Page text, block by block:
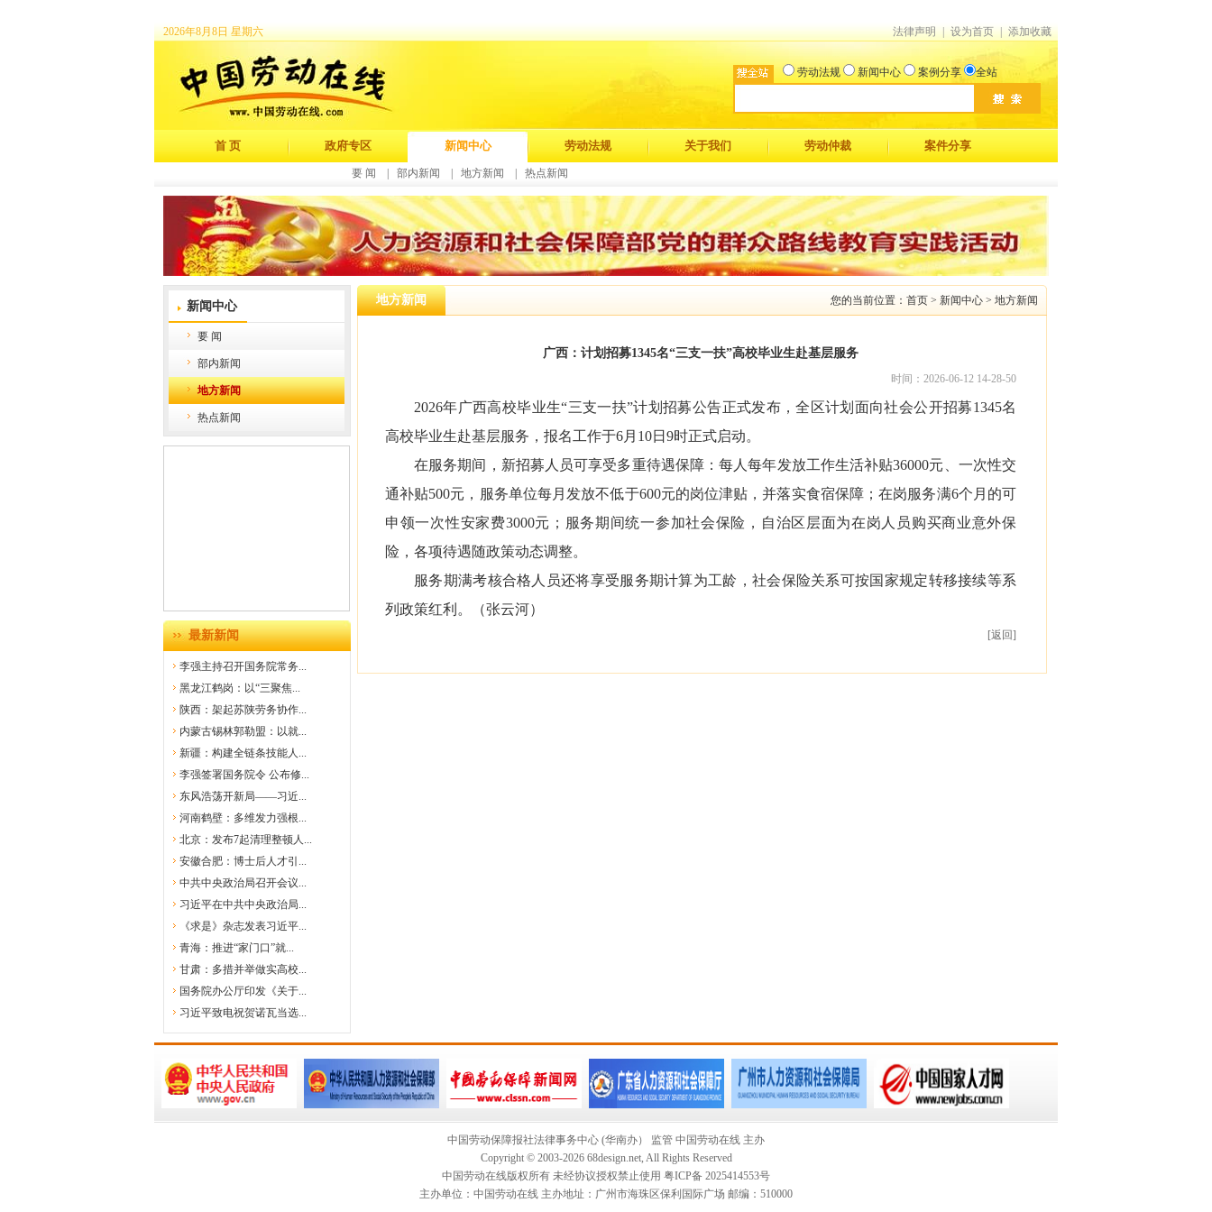
2026年8月8日 星期六 法律声明 | 设为首页 | 添加收藏
劳动法规 新闻中心 案例分享 全站
首 页 政府专区 新闻中心 劳动法规 关于我们 劳动仲裁 案件分享
要 闻 部内新闻 地方新闻 热点新闻
新闻中心
要 闻
部内新闻
地方新闻
热点新闻
最新新闻
李强主持召开国务院常务...
黑龙江鹤岗：以“三聚焦...
陕西：架起苏陕劳务协作...
内蒙古锡林郭勒盟：以就...
新疆：构建全链条技能人...
李强签署国务院令 公布修...
东风浩荡开新局——习近...
河南鹤壁：多维发力强根...
北京：发布7起清理整顿人...
安徽合肥：博士后人才引...
中共中央政治局召开会议...
习近平在中共中央政治局...
《求是》杂志发表习近平...
青海：推进“家门口”就...
甘肃：多措并举做实高校...
国务院办公厅印发《关于...
习近平致电祝贺诺瓦当选...
地方新闻 您的当前位置：首页 > 新闻中心 > 地方新闻
广西：计划招募1345名“三支一扶”高校毕业生赴基层服务
时间：2026-06-12 14-28-50
2026年广西高校毕业生“三支一扶”计划招募公告正式发布，全区计划面向社会公开招募1345名
高校毕业生赴基层服务，报名工作于6月10日9时正式启动。
在服务期间，新招募人员可享受多重待遇保障：每人每年发放工作生活补贴36000元、一次性交
通补贴500元，服务单位每月发放不低于600元的岗位津贴，并落实食宿保障；在岗服务满6个月的可
申领一次性安家费3000元；服务期间统一参加社会保险，自治区层面为在岗人员购买商业意外保
险，各项待遇随政策动态调整。
服务期满考核合格人员还将享受服务期计算为工龄，社会保险关系可按国家规定转移接续等系
列政策红利。
（张云河）
[返回]
中国劳动保障报社法律事务中心 (华南办） 监管 中国劳动在线 主办
Copyright © 2003-2026 68design.net, All Rights Reserved
中国劳动在线版权所有 未经协议授权禁止使用 粤ICP备 2025414553号
主办单位：中国劳动在线 主办地址：广州市海珠区保利国际广场 邮编：510000